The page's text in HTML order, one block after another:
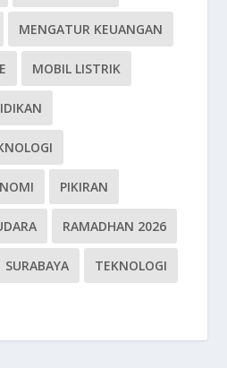
MENGATUR KEUANGAN
MOBIL LISTRIK
PIKIRAN
RAMADHAN 2026
SURABAYA TEKNOLOGI